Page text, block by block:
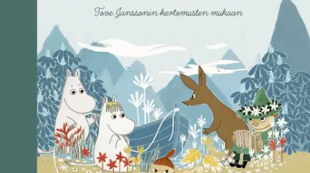
Kuvitetut kertomukset vievät matkalle Muumilaaksoon. Kolme Tove
Janssonin klassikkotarinoihin perustuvaa muumikertomusta
ilahduttavat koko perhettä ja sopivat erinomaisesti ääneen
luettaviksi. Muumipeikko ja Muumimamma etsivät tuhotulvassa
kadonnutta Muumipappaa ja kotiaan kertomuksessa Matka
Muumilaaksoon.Kertomus Hattivattien saari puolestaan vie koko
muumiperheen huiman jännittävälle kesäretkelle Seikkailu-
purjeveneellä, ja Muumipeikko ja taikahattu kertoo siitä, miten
Muumilaaksossa alkoi kerran tapahtua aivan epätavallisen
taianomaisia asioita. Tove Janssonin rakastettuihin teoksiin
perustuvan kuvakirjan tarinat ovat kirjoittaneet ruotsalaiskirjailijat
Alex Haridi ja Cecilia Davidsson. Kirjan hurmaavan kuvituksen on
tehnyt Cecilia Heikkilä.